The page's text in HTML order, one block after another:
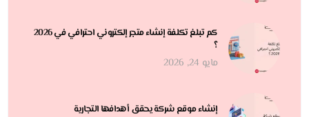
كم تبلغ تكلفة إنشاء متجر إلكتروني احترافي في 2026
؟
مايو 24, 2026
إنشاء موقع شركة يحقق أهدافها التجارية